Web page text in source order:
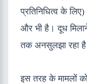
प्रतिनिधित्व के लिए)
और भी है। दूध
तक अनसुलझा रहा
इस तरह के मामलों